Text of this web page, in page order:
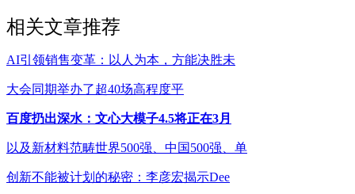
相关文章推荐
AI引领销售变革：以人为本，方能决胜未
大会同期举办了超40场高程度平
百度扔出深水：文心大模子4.5将正在3月
以及新材料范畴世界500强、中国500强、单
创新不能被计划的秘密：李彦宏揭示Dee